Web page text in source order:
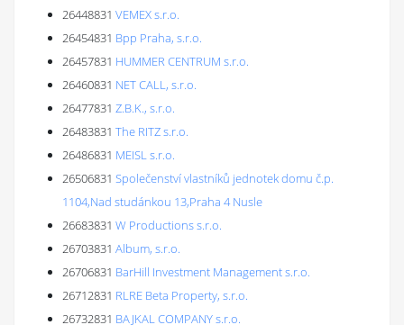
26448831 VEMEX s.r.o.
26454831 Bpp Praha, s.r.o.
26457831 HUMMER CENTRUM s.r.o.
26460831 NET CALL, s.r.o.
26477831 Z.B.K., s.r.o.
26483831 The RITZ s.r.o.
26486831 MEISL s.r.o.
26506831 Společenství vlastníků jednotek domu č.p.
1104,Nad studánkou 13,Praha 4 Nusle
26683831 W Productions s.r.o.
26703831 Album, s.r.o.
26706831 BarHill Investment Management s.r.o.
26712831 RLRE Beta Property, s.r.o.
26732831 BAJKAL COMPANY s.r.o.